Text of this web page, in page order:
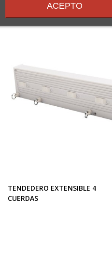
TENDEDERO EXTENSIBLE 4
CUERDAS
ACEPTO